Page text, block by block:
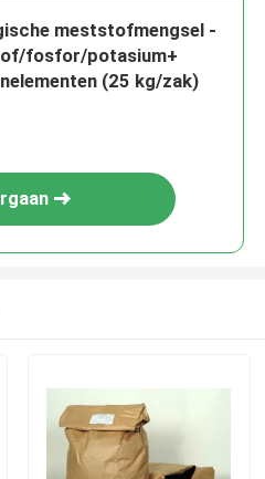
meststofmengsel -
fosfor/potasium+
(25 kg/zak)